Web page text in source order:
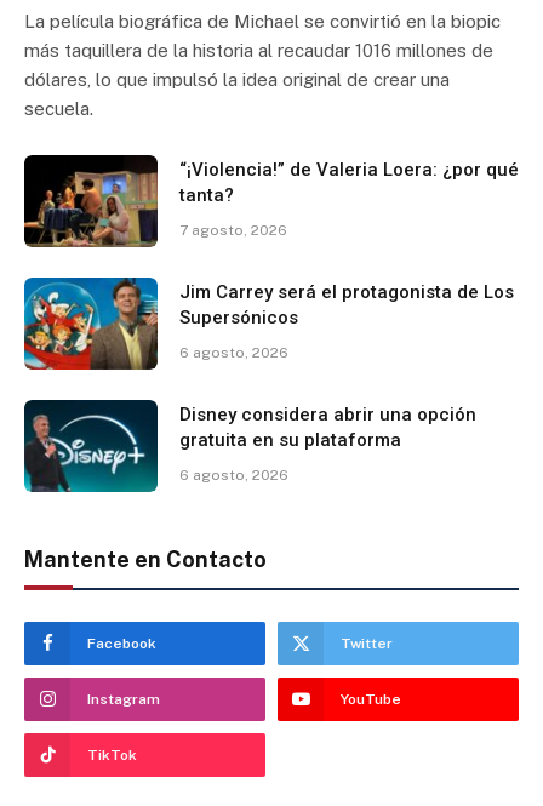
La película biográfica de Michael se convirtió en la biopic
más taquillera de la historia al recaudar 1016 millones de
dólares, lo que impulsó la idea original de crear una
secuela.
“¡Violencia!” de Valeria Loera: ¿por qué
tanta?
7 agosto, 2026
Jim Carrey será el protagonista de Los
Supersónicos
6 agosto, 2026
Disney considera abrir una opción
gratuita en su plataforma
6 agosto, 2026
Mantente en Contacto
Facebook Twitter
Instagram YouTube
TikTok